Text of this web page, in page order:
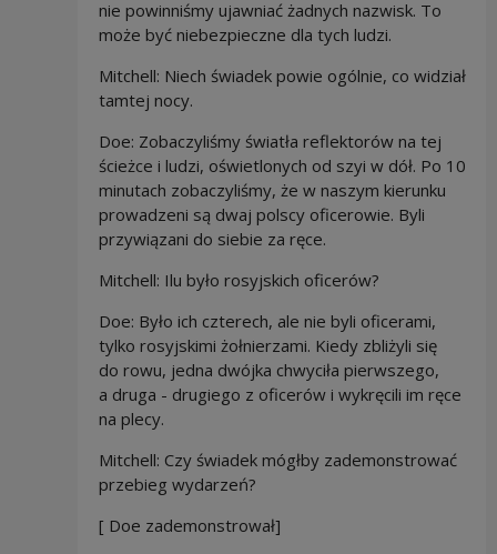
nie powinniśmy ujawniać żadnych nazwisk. To
może być niebezpieczne dla tych ludzi.
Mitchell: Niech świadek powie ogólnie, co widział
tamtej nocy.
Doe: Zobaczyliśmy światła reflektorów na tej
ścieżce i ludzi, oświetlonych od szyi w dół. Po 10
minutach zobaczyliśmy, że w naszym kierunku
prowadzeni są dwaj polscy oficerowie. Byli
przywiązani do siebie za ręce.
Mitchell: Ilu było rosyjskich oficerów?
Doe: Było ich czterech, ale nie byli oficerami,
tylko rosyjskimi żołnierzami. Kiedy zbliżyli się
do rowu, jedna dwójka chwyciła pierwszego,
a druga - drugiego z oficerów i wykręcili im ręce
na plecy.
Mitchell: Czy świadek mógłby zademonstrować
przebieg wydarzeń?
[ Doe zademonstrował]